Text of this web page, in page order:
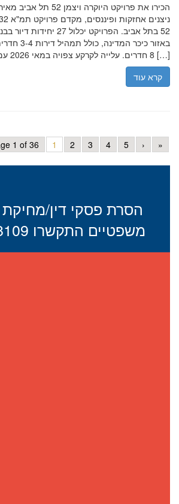
הכירו את פרויקט היוקרה
באזור
8 חדרים. עלייה לקרקע צפויה במאי 2026 עם ליווי […]
קרא עוד
1 of 36 1 2 3 4 5 › »
הסרת פסקי דין/
משפטיים התקשרו 0522508109